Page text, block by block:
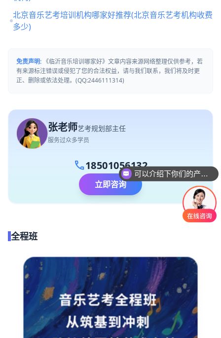
北京音乐艺考培训机构哪家好推荐(北京音乐艺考机构收费
多少)
免责声明: 《临沂音乐培训哪家好》文章内容来源网络整理仅供参考，若
有来源标注错误或侵犯了您的合法权益，请与我们联系，我们将及时更
正、删除或依法处理。(QQ:2446111314)
张老师艺考规划部主任
服务过众多学员
call18501056132
立即咨询
全程班
可以介绍下你们的产品么
你们是怎么收费的呢